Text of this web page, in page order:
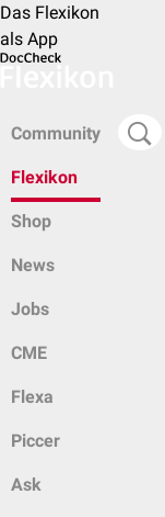
Das Flexikon
als App
Community
Flexikon
Shop
News
Jobs
CME
Flexa
Piccer
Ask